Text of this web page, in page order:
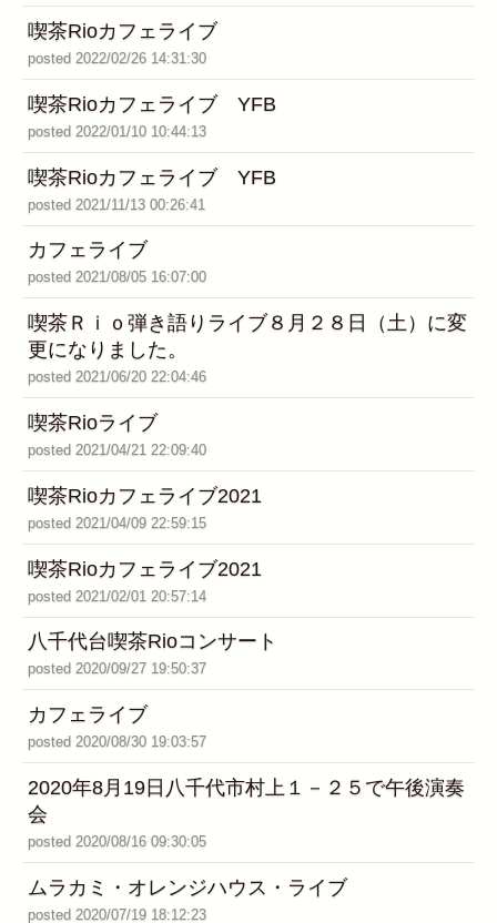
喫茶Rioカフェライブ
posted 2022/02/26 14:31:30
喫茶Rioカフェライブ YFB
posted 2022/01/10 10:44:13
喫茶Rioカフェライブ YFB
posted 2021/11/13 00:26:41
カフェライブ
posted 2021/08/05 16:07:00
喫茶Ｒｉｏ弾き語りライブ８月２８日（土）に変
更になりました。
posted 2021/06/20 22:04:46
喫茶Rioライブ
posted 2021/04/21 22:09:40
喫茶Rioカフェライブ2021
posted 2021/04/09 22:59:15
喫茶Rioカフェライブ2021
posted 2021/02/01 20:57:14
八千代台喫茶Rioコンサート
posted 2020/09/27 19:50:37
カフェライブ
posted 2020/08/30 19:03:57
2020年8月19日八千代市村上１－２５で午後演奏
会
posted 2020/08/16 09:30:05
ムラカミ・オレンジハウス・ライブ
posted 2020/07/19 18:12:23